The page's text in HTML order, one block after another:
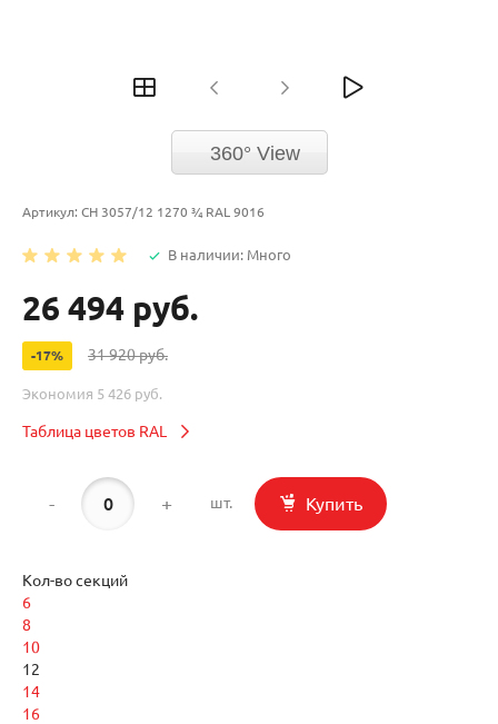
360° View
Артикул: CH 3057/12 1270 ¾ RAL 9016
В наличии: Много
26 494 руб.
-17% 31 920 руб.
Экономия 5 426 руб.
Таблица цветов RAL
- + шт. Купить
Кол-во секций
6
8
10
12
14
16